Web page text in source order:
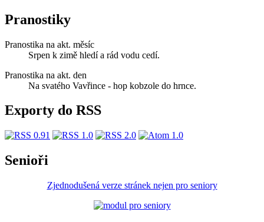
Pranostiky
Pranostika na akt. měsíc
Srpen k zimě hledí a rád vodu cedí.
Pranostika na akt. den
Na svatého Vavřince - hop kobzole do hrnce.
Exporty do RSS
Senioři
Zjednodušená verze stránek nejen pro seniory